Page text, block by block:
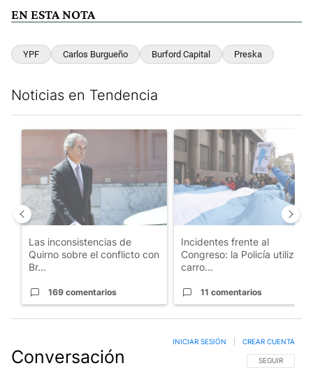
EN ESTA NOTA
YPF Carlos Burgueño Burford Capital Preska
Noticias en Tendencia
Un artículo de tendencia con el título "Las inconsistencias de
Las inconsistencias de
Quirno sobre el conflicto con
Br...
169 comentarios
Un artículo de tendencia con
Incidentes frente al
Congreso: la Policía utiliza
carro...
11 comentarios
Conversación SIGA ESTA
SEGUIR
INICIAR SESIÓN CREAR CUENTA